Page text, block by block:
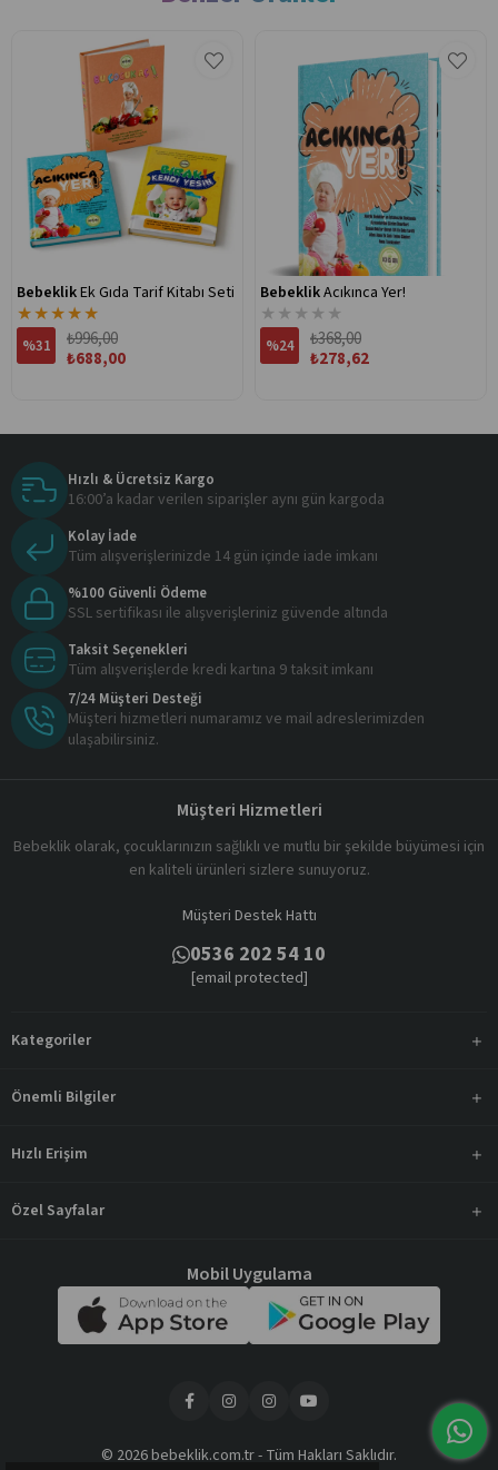
BebeklikEk Gıda Tarif Kitabı Seti
★★★★★
%31
₺688,00
₺996,00
BebeklikAcıkınca Yer!
★ ★ ★ ★ ★
%24
₺278,62
₺368,00
Hızlı & Ücretsiz Kargo
16:00’a kadar verilen siparişler aynı gün kargoda
Kolay İade
Tüm alışverişlerinizde 14 gün içinde iade imkanı
%100 Güvenli Ödeme
SSL sertifikası ile alışverişleriniz güvende altında
Taksit Seçenekleri
Tüm alışverişlerde kredi kartına 9 taksit imkanı
7/24 Müşteri Desteği
Müşteri hizmetleri numaramız ve mail adreslerimizden
ulaşabilirsiniz.
Müşteri Hizmetleri
Bebeklik olarak, çocuklarınızın sağlıklı ve mutlu bir şekilde büyümesi için
en kaliteli ürünleri sizlere sunuyoruz.
Müşteri Destek Hattı
0536 202 54 10
[email protected]
Kategoriler
Önemli Bilgiler
Hızlı Erişim
Özel Sayfalar
Mobil Uygulama
© 2026 bebeklik.com.tr - Tüm Hakları Saklıdır.